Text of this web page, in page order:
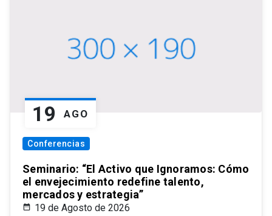
19 AGO
Conferencias
Seminario: “El Activo que Ignoramos: Cómo
el envejecimiento redefine talento,
mercados y estrategia”
19 de Agosto de 2026